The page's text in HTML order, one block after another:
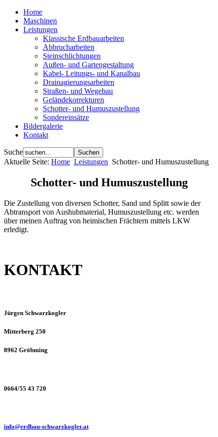
Home
Maschinen
Leistungen
Klassische Erdbauarbeiten
Abbrucharbeiten
Steinschlichtungen
Außen- und Gartengestaltung
Kabel- Leitungs- und Kanalbau
Drainagierungsarbeiten
Straßen- und Wegebau
Geländekorrekturen
Schotter- und Humuszustellung
Sondereinsätze
Bildergalerie
Kontakt
Suche
Aktuelle Seite: Home Leistungen Schotter- und Humuszustellung
Schotter- und Humuszustellung
Die Zustellung von diversen Schotter, Sand und Splitt sowie der
Abtransport von Aushubmaterial, Humuszustellung etc. werden
über meinen Auftrag von heimischen Frächtern mittels LKW
erledigt.
KONTAKT
Jürgen Schwarzkogler
Mitterberg 250
8962 Gröbming
0664/55 43 720
info@erdbau-schwarzkogler.at